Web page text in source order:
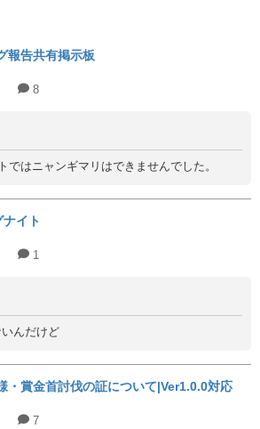
報告共有掲示板
8
ではニャンギマリはできませんでした。
ナイト
1
んだけど
・賞金首討伐の証について|Ver1.0.0対応
7